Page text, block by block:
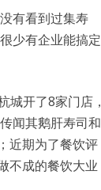
有看到过集寿
少有企业能搞定
城开了8家门店，
闻其鹅肝寿司和
近期为了餐饮评
不成的餐饮大业